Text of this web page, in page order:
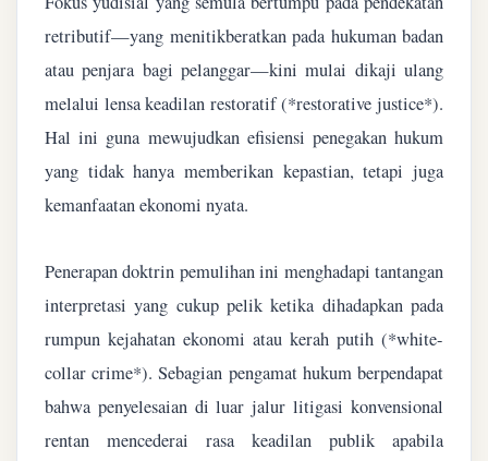
retributif—yang menitikberatkan pada hukuman badan
atau penjara bagi pelanggar—kini mulai dikaji ulang
melalui lensa keadilan restoratif (*restorative justice*).
Hal ini guna mewujudkan efisiensi penegakan hukum
yang tidak hanya memberikan kepastian, tetapi juga
kemanfaatan ekonomi nyata.
Penerapan doktrin pemulihan ini menghadapi tantangan
interpretasi yang cukup pelik ketika dihadapkan pada
rumpun kejahatan ekonomi atau kerah putih (*white-
collar crime*). Sebagian pengamat hukum berpendapat
bahwa penyelesaian di luar jalur litigasi konvensional
rentan mencederai rasa keadilan publik apabila